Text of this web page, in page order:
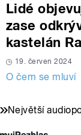
Lidé
zase
kastelán
19. červen 2024
O čem se mluví
Největší